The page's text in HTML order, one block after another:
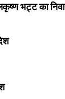
भट्ट का